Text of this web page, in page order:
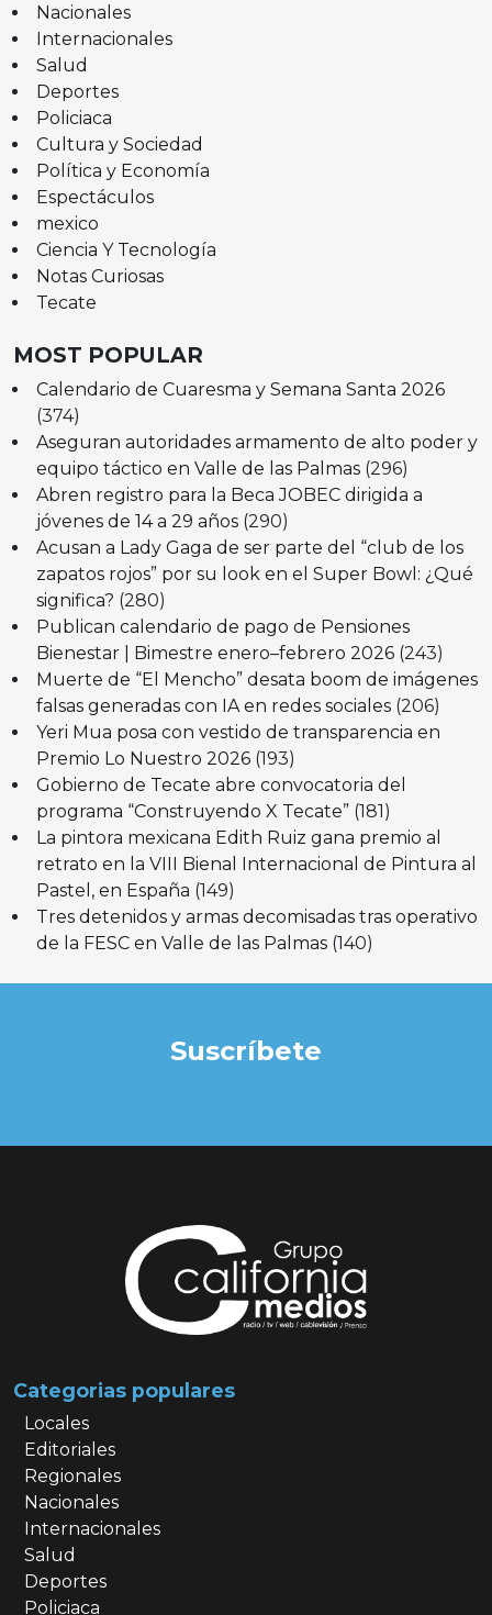
Nacionales
Internacionales
Salud
Deportes
Policiaca
Cultura y Sociedad
Política y Economía
Espectáculos
mexico
Ciencia Y Tecnología
Notas Curiosas
Tecate
MOST POPULAR
Calendario de Cuaresma y Semana Santa 2026
(374)
Aseguran autoridades armamento de alto poder y
equipo táctico en Valle de las Palmas (296)
Abren registro para la Beca JOBEC dirigida a
jóvenes de 14 a 29 años (290)
Acusan a Lady Gaga de ser parte del “club de los
zapatos rojos” por su look en el Super Bowl: ¿Qué
significa? (280)
Publican calendario de pago de Pensiones
Bienestar | Bimestre enero–febrero 2026 (243)
Muerte de “El Mencho” desata boom de imágenes
falsas generadas con IA en redes sociales (206)
Yeri Mua posa con vestido de transparencia en
Premio Lo Nuestro 2026 (193)
Gobierno de Tecate abre convocatoria del
programa “Construyendo X Tecate” (181)
La pintora mexicana Edith Ruiz gana premio al
retrato en la VIII Bienal Internacional de Pintura al
Pastel, en España (149)
Tres detenidos y armas decomisadas tras operativo
de la FESC en Valle de las Palmas (140)
Suscríbete
Categorias populares
Locales
Editoriales
Regionales
Nacionales
Internacionales
Salud
Deportes
Policiaca